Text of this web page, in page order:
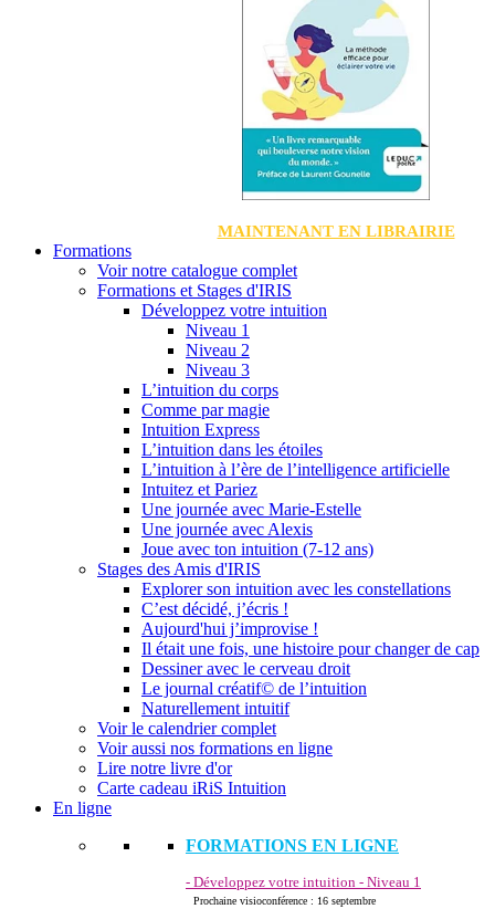
MAINTENANT EN LIBRAIRIE
Formations
Voir notre catalogue complet
Formations et Stages d'IRIS
Développez votre intuition
Niveau 1
Niveau 2
Niveau 3
L’intuition du corps
Comme par magie
Intuition Express
L’intuition dans les étoiles
L’intuition à l’ère de l’intelligence artificielle
Intuitez et Pariez
Une journée avec Marie-Estelle
Une journée avec Alexis
Joue avec ton intuition (7-12 ans)
Stages des Amis d'IRIS
Explorer son intuition avec les constellations
C’est décidé, j’écris !
Aujourd'hui j’improvise !
Il était une fois, une histoire pour changer de cap
Dessiner avec le cerveau droit
Le journal créatif© de l’intuition
Naturellement intuitif
Voir le calendrier complet
Voir aussi nos formations en ligne
Lire notre livre d'or
Carte cadeau iRiS Intuition
En ligne
FORMATIONS EN LIGNE
- Développez votre intuition - Niveau 1
Prochaine visioconférence : 16 septembre